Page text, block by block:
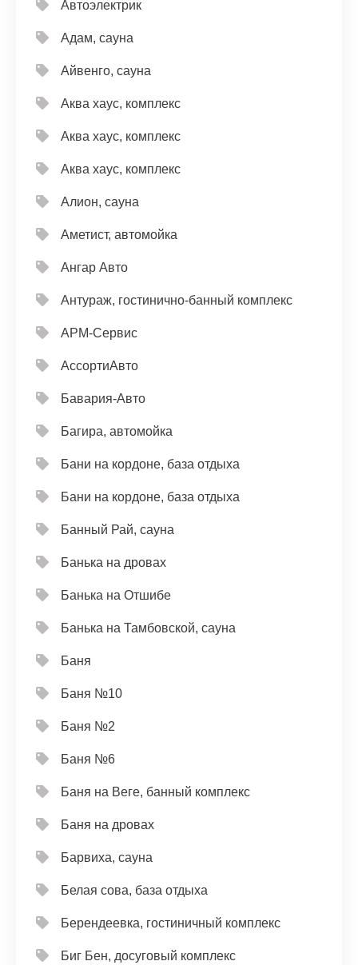
Автоэлектрик
Адам, сауна
Айвенго, сауна
Аква хаус, комплекс
Аква хаус, комплекс
Аква хаус, комплекс
Алион, сауна
Аметист, автомойка
Ангар Авто
Антураж, гостинично-банный комплекс
АРМ-Сервис
АссортиАвто
Бавария-Авто
Багира, автомойка
Бани на кордоне, база отдыха
Бани на кордоне, база отдыха
Банный Рай, сауна
Банька на дровах
Банька на Отшибе
Банька на Тамбовской, сауна
Баня
Баня №10
Баня №2
Баня №6
Баня на Веге, банный комплекс
Баня на дровах
Барвиха, сауна
Белая сова, база отдыха
Берендеевка, гостиничный комплекс
Биг Бен, досуговый комплекс